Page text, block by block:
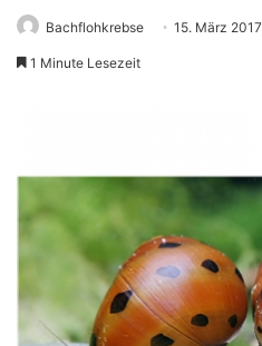
Bachflohkrebse 15. März 2017
1 Minute Lesezeit